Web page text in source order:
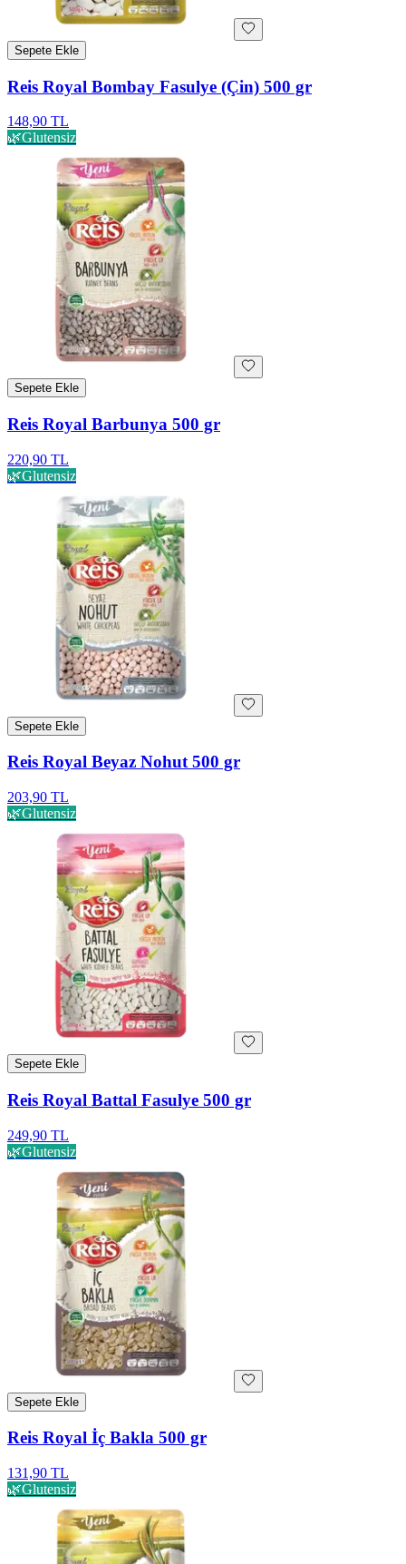
Sepete Ekle
Reis Royal Bombay Fasulye (Çin) 500 gr
148,90 TL
🌿Glutensiz
Sepete Ekle
Reis Royal Barbunya 500 gr
220,90 TL
🌿Glutensiz
Sepete Ekle
Reis Royal Beyaz Nohut 500 gr
203,90 TL
🌿Glutensiz
Sepete Ekle
Reis Royal Battal Fasulye 500 gr
249,90 TL
🌿Glutensiz
Sepete Ekle
Reis Royal İç Bakla 500 gr
131,90 TL
🌿Glutensiz